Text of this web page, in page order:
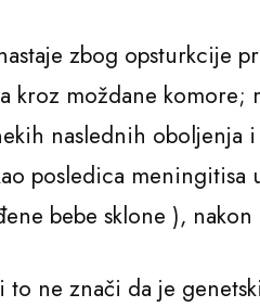
zbog opsturkcije
moždane komore;
naslednih
posledica
bebe sklone ),
ne znači da je